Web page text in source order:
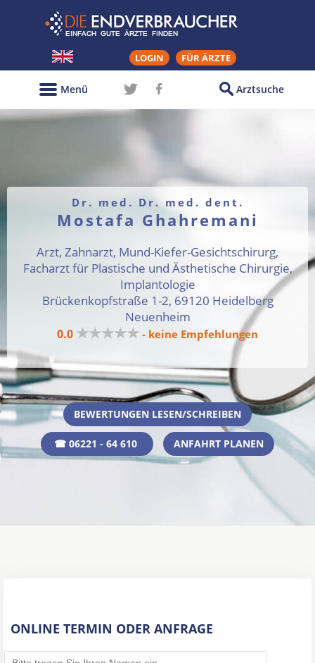
LOGIN FÜR ÄRZTE
Arztsuche
Menü
Dr. med. Dr. med. dent.
Mostafa Ghahremani
Arzt, Zahnarzt, Mund-Kiefer-Gesichtschirurg,
Facharzt für Plastische und Ästhetische Chirurgie,
Implantologie
Brückenkopfstraße 1-2, 69120 Heidelberg
Neuenheim
0.0 ★★★★★ - keine Empfehlungen
BEWERTUNGEN LESEN/SCHREIBEN
☎ 06221 - 64 610 ANFAHRT PLANEN
ONLINE TERMIN ODER ANFRAGE